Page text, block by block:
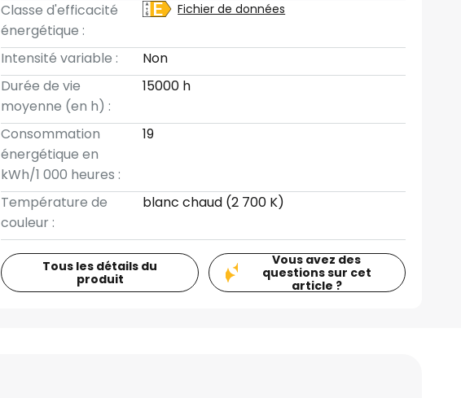
Classe d'efficacité
énergétique :
Fichier de données
Intensité variable :
Non
Durée de vie
moyenne (en h) :
15000 h
Consommation
énergétique en
kWh/1 000 heures :
19
Température de
couleur :
blanc chaud (2 700 K)
Tous les détails du
produit
Vous avez des
questions sur cet
article ?